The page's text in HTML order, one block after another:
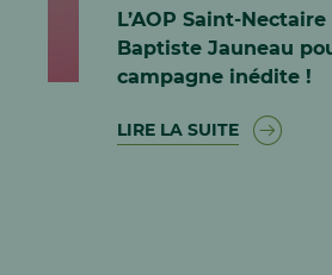
L’AOP Saint-Nectaire
Baptiste Jauneau
campagne inédite !
LIRE LA SUITE